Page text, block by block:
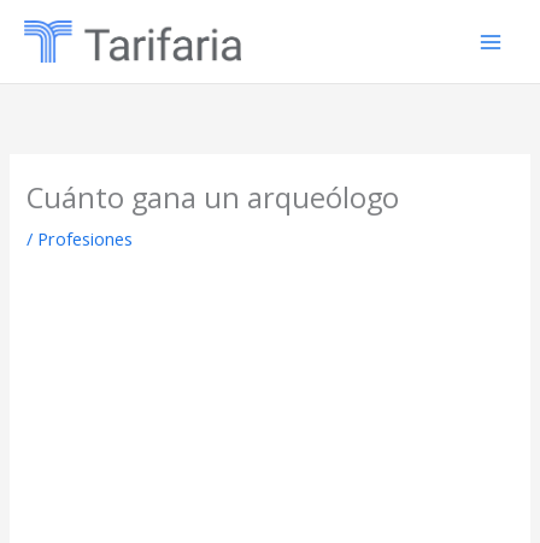
Cuánto gana un arqueólogo
/ Profesiones